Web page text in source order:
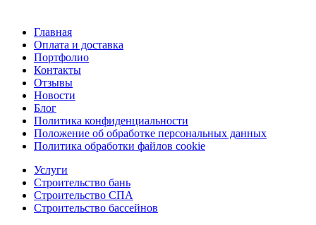
Главная
Оплата и доставка
Портфолио
Контакты
Отзывы
Новости
Блог
Политика конфиденциальности
Положение об обработке персональных данных
Политика обработки файлов cookie
Услуги
Строительство бань
Строительство СПА
Строительство бассейнов